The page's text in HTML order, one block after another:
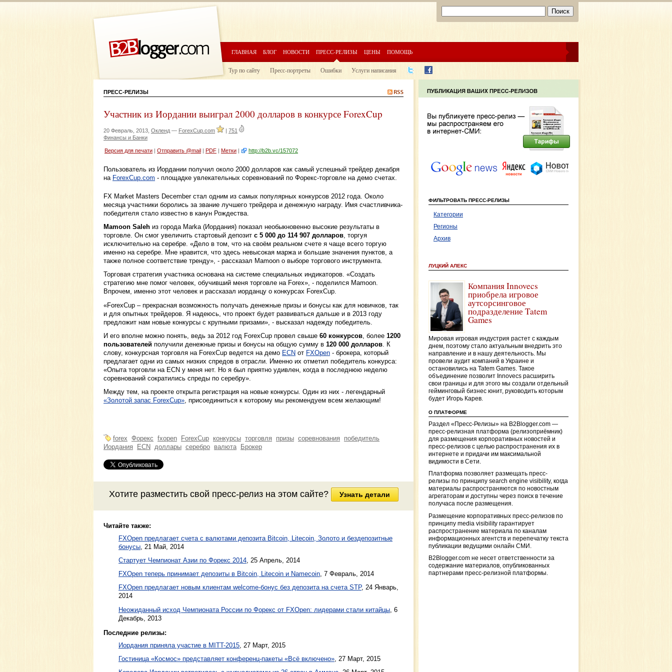
ГЛАВНАЯ БЛОГ НОВОСТИ ПРЕСС-РЕЛИЗЫ ЦЕНЫ ПОМОЩЬ
Тур по сайту Пресс-портреты Ошибки Услуги написания
ПРЕСС-РЕЛИЗЫ
Участник из Иордании выиграл 2000 долларов в конкурсе ForexCup
20 Февраль, 2013, Окленд — ForexCup.com | 751
Финансы и Банки
Версия для печати Отправить @mail PDF Метки http://b2b.vc/157072
Пользователь из Иордании получил около 2000 долларов как самый успешный трейдер декабря
на ForexCup.com - площадке увлекательных соревнований по Форекс-торговле на демо счетах.
FX Market Masters December стал одним из самых популярных конкурсов 2012 года. Около
месяца участники боролись за звание лучшего трейдера и денежную награду. Имя счастливчика-
победителя стало известно в канун Рождества.
Mamoon Saleh из города Marka (Иордания) показал необыкновенно высокие результаты в
торговле. Он смог увеличить стартовый депозит с 5 000 до 114 907 долларов, торгуя
исключительно на серебре. «Дело в том, что на своём реальном счете я чаще всего торгую
именно на серебре. Мне нравится, что здесь невысокая маржа и большие значения пунктов, а
также полное соответствие тренду», - рассказал Mamoon о выборе торгового инструмента.
Торговая стратегия участника основана на системе специальных индикаторов. «Создать
стратегию мне помог человек, обучивший меня торговле на Forex», - поделился Mamoon.
Впрочем, именно этот человек и рассказал иорданцу о конкурсах ForexCup.
«ForexCup – прекрасная возможность получать денежные призы и бонусы как для новичков, так
и для опытных трейдеров. Я надеюсь, что проект будет развиваться дальше и в 2013 году
предложит нам новые конкурсы с крупными призами», - высказал надежду победитель.
И его вполне можно понять, ведь за 2012 год ForexCup провел свыше 60 конкурсов , более 1200
пользователей получили денежные призы и бонусы на общую сумму в 120 000 долларов . К
слову, конкурсная торговля на ForexCup ведется на демо ECN от FXOpen - брокера, который
предлагает одни из самых низких спредов в отрасли. Именно их отметил победитель конкурса:
«Опыта торговли на ECN у меня нет. Но я был приятно удивлен, когда в последнюю неделю
соревнований сократились спреды по серебру».
Между тем, на проекте открыта регистрация на новые конкурсы. Один из них - легендарный
«Золотой запас ForexCup», присоединиться к которому мы рекомендуем всем желающим!
forex Форекс fxopen ForexCup конкурсы торговля призы соревнования
победитель
Иордания
ECN доллары серебро валюта Брокер
Хотите разместить свой пресс-релиз на этом сайте? Узнать детали
Читайте также:
FXOpen предлагает счета с валютами депозита Bitcoin, Litecoin, Золото и бездепозитные
бонусы 21 Май, 2014
Стартует Чемпионат Азии по Форекс 2014 25 Апрель, 2014
FXOpen теперь принимает депозиты в Bitcoin, Litecoin и Namecoin, 7 Февраль, 2014
FXOpen предлагает новым клиентам welcome-бонус без депозита на счета STP, 24 Январь,
2014
Неожиданный исход Чемпионата России по Форекс от FXOpen: лидерами стали китайцы 6
Декабрь, 2013
Последние релизы:
Иордания приняла участие в MITT-2015 , 27 Март, 2015
Гостиница «Космос» представляет конференц-пакеты «Всё включено», 27 Март, 2015
ФИЛЬТРОВАТЬ ПРЕСС-РЕЛИЗЫ
Категории
Регионы
Архив
ЛУЦКИЙ АЛЕКС
Компания Innovecs
приобрела игровое
аутсорсинговое
подразделение Tatem
Games
Мировая игровая индустрия растет с каждым
днем, поэтому стало актуальным внедрить это
направление и в нашу деятельность. Мы
провели аудит компаний в Украине и
остановились на Tatem Games. Такое
объединение позволит Innovecs расширить
свои границы и для этого мы создали отдельный
гейминговый бизнес юнит, руководить которым
будет Игорь Карев.
О ПЛАТФОРМЕ
Раздел «Пресс-Релизы» на B2Blogger.com —
пресс-релизная платформа (релизоприёмник)
для размещения корпоративных новостей и
пресс-релизов с целью распространения их в
интернете и придачи им максимальной
видимости в Сети.
Платформа позволяет размещать пресс-
релизы по принципу search engine visibility, когда
материалы распространяются по новостным
агрегаторам и доступны через поиск в течение
получаса после размещения.
Размещение корпоративных пресс-релизов по
принципу media visibility гарантирует
распространение материала по каналам
информационных агентств и перепечатку текста
публикации ведущими онлайн СМИ.
B2Blogger.com не несет ответственности за
содержание материалов, опубликованных
партнерами пресс-релизной платформы.